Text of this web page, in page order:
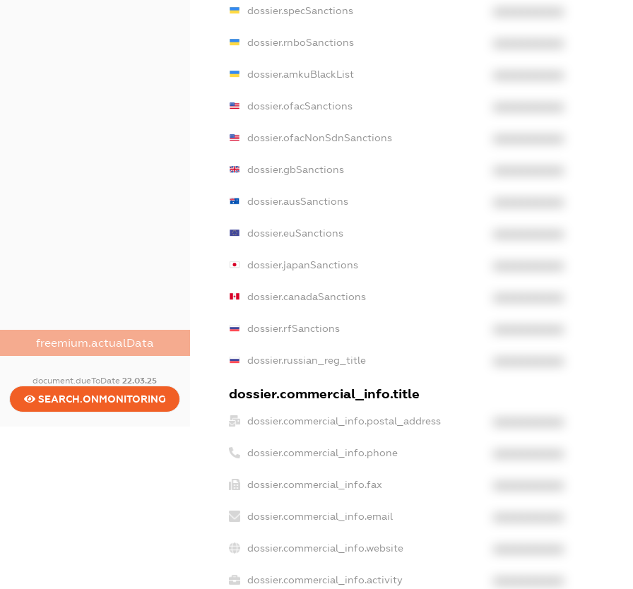
freemium.actualData
document.dueToDate22.03.25
SEARCH.ONMONITORING
dossier.specSanctions
dossier.rnboSanctions
dossier.amkuBlackList
dossier.ofacSanctions
dossier.ofacNonSdnSanctions
dossier.gbSanctions
dossier.ausSanctions
dossier.euSanctions
dossier.japanSanctions
dossier.canadaSanctions
dossier.rfSanctions
dossier.russian_reg_title
dossier.commercial_info.title
dossier.commercial_info.postal_address
dossier.commercial_info.phone
dossier.commercial_info.fax
dossier.commercial_info.email
dossier.commercial_info.website
dossier.commercial_info.activity